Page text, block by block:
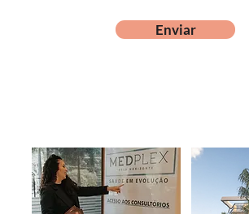
Enviar